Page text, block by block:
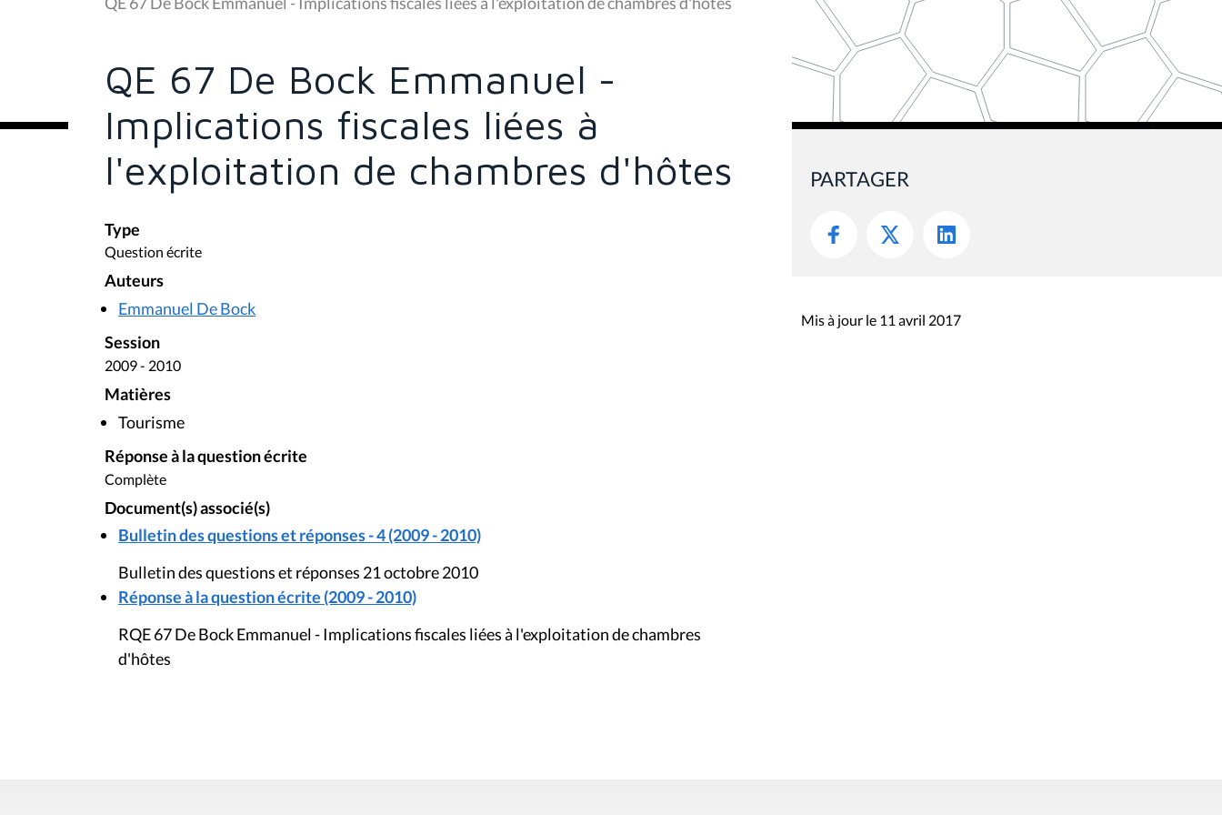
s
sQE 67 De Bock Emmanuel -
Implications fiscales liées à
l'exploitation de chambres d'hôtes
Type
Question écrite
Auteurs
Emmanuel De Bock
Session
2009 - 2010
Matières
Tourisme
Réponse à la question écrite
Complète
Document(s) associé(s)
Bulletin des questions et réponses - 4 (2009 - 2010)
Bulletin des questions et réponses 21 octobre 2010
Réponse à la question écrite (2009 - 2010)
RQE 67 De Bock Emmanuel - Implications fiscales liées à l'exploitation de chambres
d'hôtes
PARTAGER
Mis à jour le 11 avril 2017